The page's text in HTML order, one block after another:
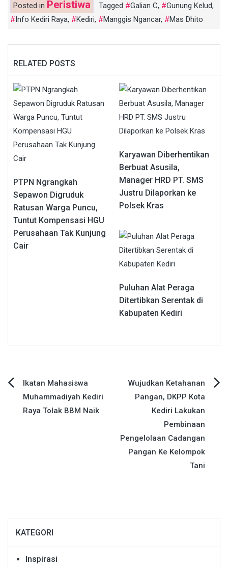
Posted in Peristiwa Tagged Galian C, Gunung Kelud,
Info Kediri Raya, Kediri, Manggis Ngancar, Mas Dhito
RELATED POSTS
PTPN Ngrangkah
Sepawon Digruduk
Ratusan Warga Puncu,
Tuntut Kompensasi HGU
Perusahaan Tak Kunjung
Cair
Karyawan Diberhentikan
Berbuat Asusila,
Manager HRD PT. SMS
Justru Dilaporkan ke
Polsek Kras
Puluhan Alat Peraga
Ditertibkan Serentak di
Kabupaten Kediri
Navigasi
pos
Ikatan Mahasiswa
Muhammadiyah Kediri
Raya Tolak BBM Naik
Wujudkan Ketahanan
Pangan, DKPP Kota
Kediri Lakukan
Pembinaan
Pengelolaan Cadangan
Pangan Ke Kelompok
Tani
KATEGORI
Inspirasi